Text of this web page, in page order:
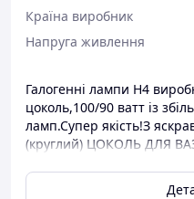
Країна виробник
Напруга живлення
Галогенні лампи H4
цоколь,100/90 ватт із
ламп.Супер якість!З
(круглий) ЦОКОЛЬ ДЛЯ
дорожніх умовах.Світ